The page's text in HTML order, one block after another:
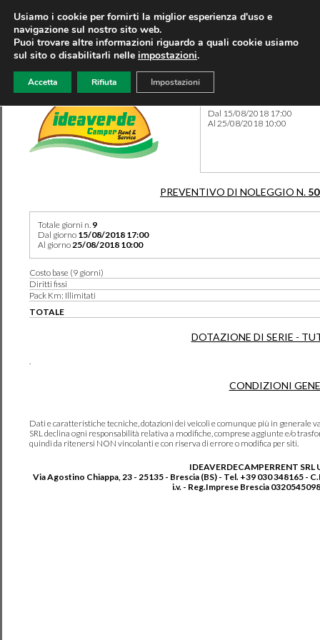
Dal 15/08/2018 17:00
Al 25/08/2018 10:00
PREVENTIVO DI NOLEGGIO N.
Totale giorni n. 9
Dal giorno 15/08/2018 17:00
Al giorno25/08/2018 10:00
Costo base (9 giorni)
Diritti fissi
Pack Km: Illimitati
TOTALE
DOTAZIONE DI SERIE -
.
CONDIZIONI
Dati e caratteristiche tecniche, dotazioni dei veicoli e comunque più in generale
SRL declina ogni responsabilità relativa a modifiche, comprese aggiunte e/o
quindi da ritenersi NON vincolanti e con riserva di errore o modifica per siti.
IDEAVERDECAMPERRENT SRL
Via Agostino Chiappa, 23 - 25135 - Brescia (BS) - Tel. +39 030 348165 -
i.v. - Reg.Imprese Brescia
Usiamo i cookie per fornirti la miglior esperienza d'uso e
navigazione sul nostro sito web.
Puoi trovare altre informazioni riguardo a quali cookie usiamo
sul sito o disabilitarli nelle impostazioni.
Accetta Rifiuta Impostazioni